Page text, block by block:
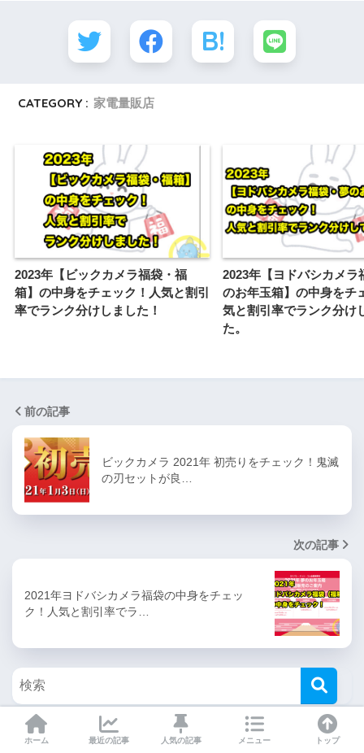
CATEGORY : 家電量販店
2023年【ビックカメラ福袋・福
箱】の中身をチェック！人気と割引
率でランク分けしました！
2023年【ヨドバシカメラ
のお年玉箱】の中身をチ
気と割引率でランク分け
た。
前の記事
ビックカメラ 2021年 初売りをチェック！鬼滅
の刃セットが良…
次の記事
2021年ヨドバシカメラ福袋の中身をチェッ
ク！人気と割引率でラ…
ホーム 最近の記事 人気の記事 メニュー トップ